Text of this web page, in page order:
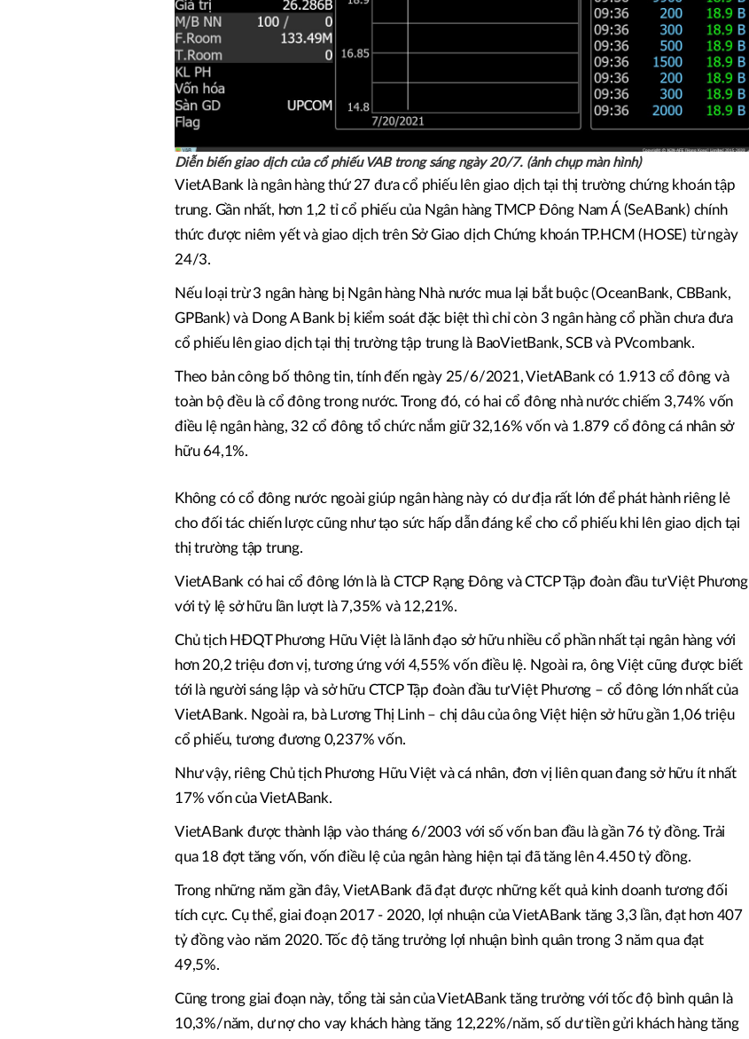
Diễn biến giao dịch của cổ phiếu VAB trong sáng ngày 20/7. (ảnh chụp màn hình)
VietABank là ngân hàng thứ 27 đưa cổ phiếu lên giao dịch tại thị trường chứng khoán tập
trung. Gần nhất, hơn 1,2 tỉ cổ phiếu của Ngân hàng TMCP Đông Nam Á (SeABank) chính
thức được niêm yết và giao dịch trên Sở Giao dịch Chứng khoán TP.HCM (HOSE) từ ngày
24/3.
Nếu loại trừ 3 ngân hàng bị Ngân hàng Nhà nước mua lại bắt buộc (OceanBank, CBBank,
GPBank) và Dong A Bank bị kiểm soát đặc biệt thì chỉ còn 3 ngân hàng cổ phần chưa đưa
cổ phiếu lên giao dịch tại thị trường tập trung là BaoVietBank, SCB và PVcombank.
Theo bản công bố thông tin, tính đến ngày 25/6/2021, VietABank có 1.913 cổ đông và
toàn bộ đều là cổ đông trong nước. Trong đó, có hai cổ đông nhà nước chiếm 3,74% vốn
điều lệ ngân hàng, 32 cổ đông tổ chức nắm giữ 32,16% vốn và 1.879 cổ đông cá nhân sở
hữu 64,1%.
Không có cổ đông nước ngoài giúp ngân hàng này có dư địa rất lớn để phát hành riêng lẻ
cho đối tác chiến lược cũng như tạo sức hấp dẫn đáng kể cho cổ phiếu khi lên giao dịch tại
thị trường tập trung.
VietABank có hai cổ đông lớn là là CTCP Rạng Đông và CTCP Tập đoàn đầu tư Việt Phương
với tỷ lệ sở hữu lần lượt là 7,35% và 12,21%.
Chủ tịch HĐQT Phương Hữu Việt là lãnh đạo sở hữu nhiều cổ phần nhất tại ngân hàng với
hơn 20,2 triệu đơn vị, tương ứng với 4,55% vốn điều lệ. Ngoài ra, ông Việt cũng được biết
tới là người sáng lập và sở hữu CTCP Tập đoàn đầu tư Việt Phương – cổ đông lớn nhất của
VietABank. Ngoài ra, bà Lương Thị Linh – chị dâu của ông Việt hiện sở hữu gần 1,06 triệu
cổ phiếu, tương đương 0,237% vốn.
Như vậy, riêng Chủ tịch Phương Hữu Việt và cá nhân, đơn vị liên quan đang sở hữu ít nhất
17% vốn của VietABank.
VietABank được thành lập vào tháng 6/2003 với số vốn ban đầu là gần 76 tỷ đồng. Trải
qua 18 đợt tăng vốn, vốn điều lệ của ngân hàng hiện tại đã tăng lên 4.450 tỷ đồng.
Trong những năm gần đây, VietABank đã đạt được những kết quả kinh doanh tương đối
tích cực. Cụ thể, giai đoạn 2017 - 2020, lợi nhuận của VietABank tăng 3,3 lần, đạt hơn 407
tỷ đồng vào năm 2020. Tốc độ tăng trưởng lợi nhuận bình quân trong 3 năm qua đạt
49,5%.
Cũng trong giai đoạn này, tổng tài sản của VietABank tăng trưởng với tốc độ bình quân là
10,3%/năm, dư nợ cho vay khách hàng tăng 12,22%/năm, số dư tiền gửi khách hàng tăng